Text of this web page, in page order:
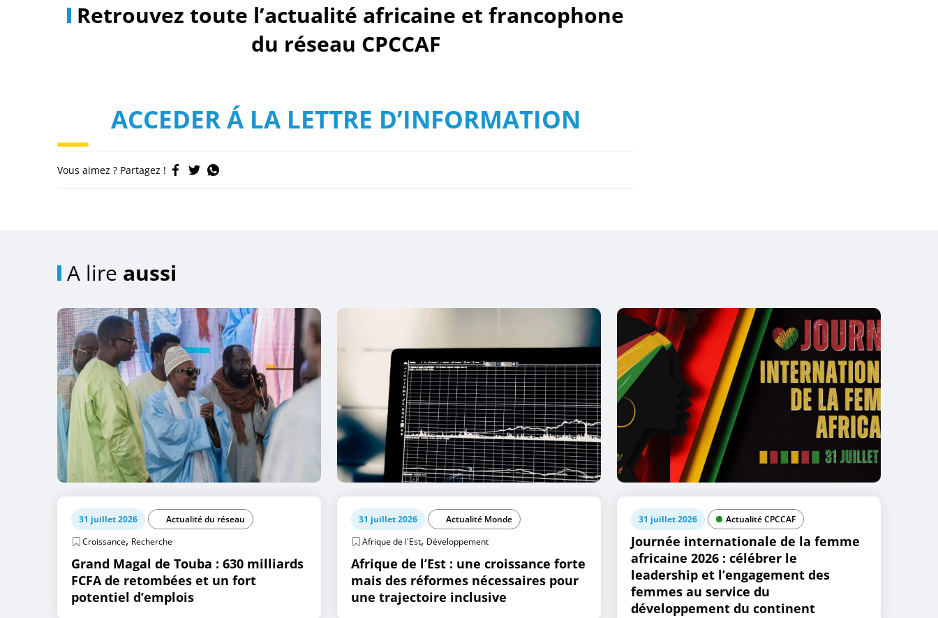
Retrouvez toute l’actualité africaine et francophone
du réseau CPCCAF
ACCEDER Á LA LETTRE D’INFORMATION
Vous aimez ? Partagez !
A lire aussi
31 juillet 2026
Actualité du réseau
Croissance, Recherche
Grand Magal de Touba : 630 milliards
FCFA de retombées et un fort
potentiel d’emplois
31 juillet 2026
Actualité Monde
Afrique de l'Est, Développement
Afrique de l’Est : une croissance forte
mais des réformes nécessaires pour
une trajectoire inclusive
31 juillet 2026 Actualité CPCCAF
Journée internationale de la femme
africaine 2026 : célébrer le
leadership et l’engagement des
femmes au service du
développement du continent